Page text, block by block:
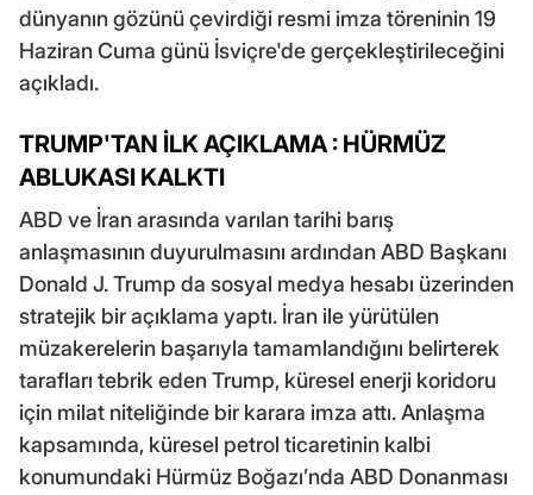
dünyanın gözünü çevirdiği resmi imza töreninin 19
Haziran Cuma günü İsviçre'de gerçekleştirileceğini
açıkladı.
TRUMP'TAN İLK AÇIKLAMA : HÜRMÜZ
ABLUKASI KALKTI
ABD ve İran arasında varılan tarihi barış
anlaşmasının duyurulmasını ardından ABD Başkanı
Donald J. Trump da sosyal medya hesabı üzerinden
stratejik bir açıklama yaptı. İran ile yürütülen
müzakerelerin başarıyla tamamlandığını belirterek
tarafları tebrik eden Trump, küresel enerji koridoru
için milat niteliğinde bir karara imza attı. Anlaşma
kapsamında, küresel petrol ticaretinin kalbi
konumundaki Hürmüz Boğazı’nda ABD Donanması